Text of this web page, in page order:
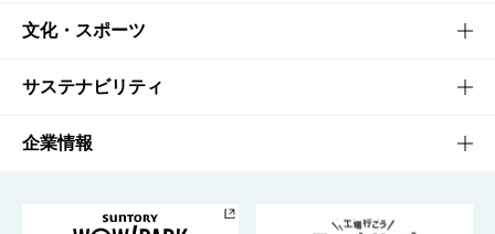
商品一覧
商品発売情報
栄養成分一覧
知る・楽しむTOP
キャンペーン
工場見学
文化・スポーツ
文化・スポーツTOP
サントリーホール
サステナビリティ
サステナビリティTOP
企業情報